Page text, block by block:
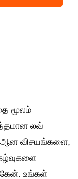
மூலம்
லவ்
ஆன விசயங்களை,
உங்கள்